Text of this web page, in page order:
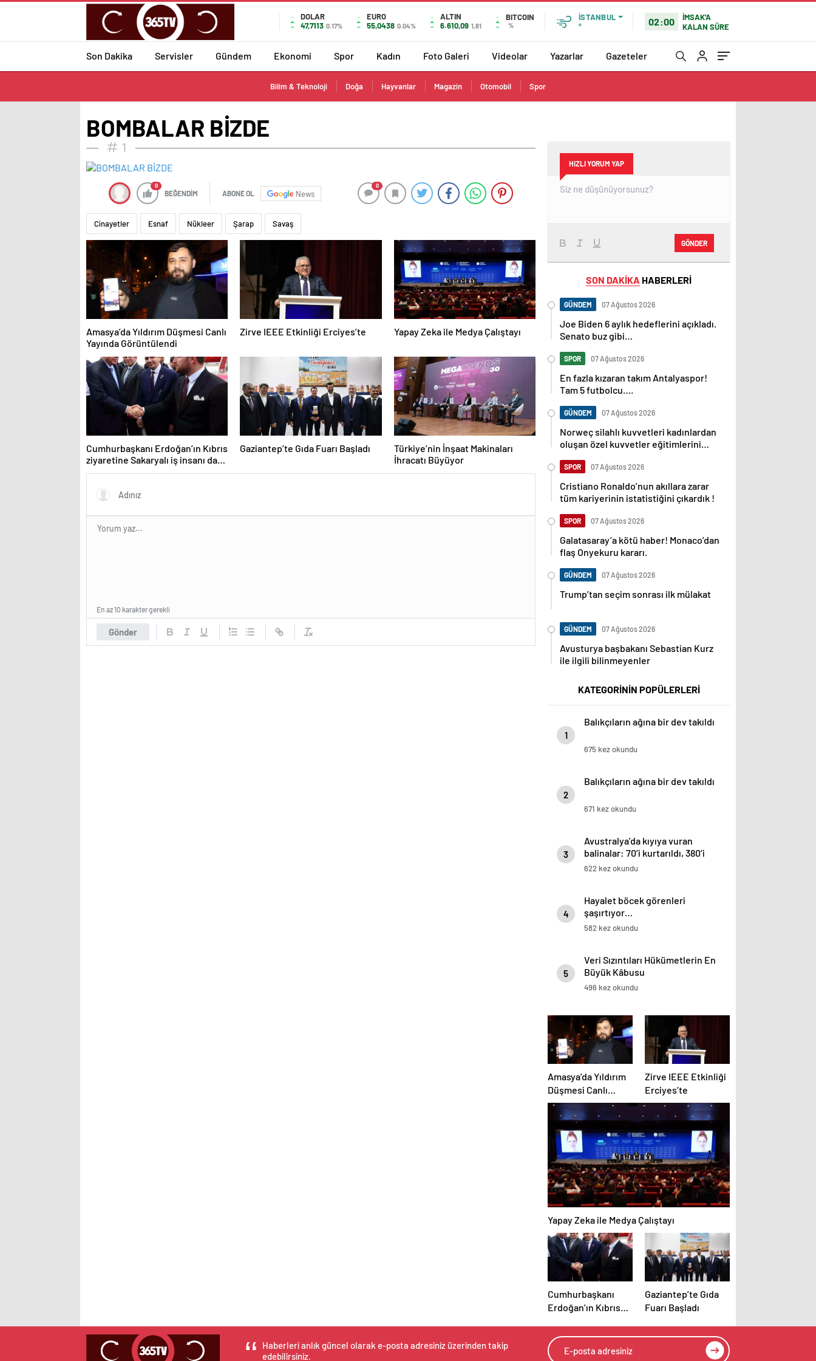
DOLAR
47,7113 0.17%
EURO
55,0438 0.04%
ALTIN
6.610,09 1,81
BITCOIN
%
İSTANBUL
°
02:00
İMSAK'A
KALAN SÜRE
Son Dakika Servisler Gündem Ekonomi Spor Kadın Foto Galeri Videolar Yazarlar Gazeteler
Bilim & Teknoloji Doğa Hayvanlar Magazin Otomobil Spor
BOMBALAR BİZDE
1
0
BEĞENDİM ABONE OL News
0
Cinayetler Esnaf Nükleer Şarap Savaş
Amasya’da Yıldırım Düşmesi Canlı
Yayında Görüntülendi
Zirve IEEE Etkinliği Erciyes’te Yapay Zeka ile Medya Çalıştayı
Cumhurbaşkanı Erdoğan’ın Kıbrıs
ziyaretine Sakaryalı iş insanı da
eşlik etti
Gaziantep’te Gıda Fuarı Başladı
Türkiye’nin İnşaat Makinaları
İhracatı Büyüyor
Gönder
En az 10 karakter gerekli
HIZLI YORUM YAP
GÖNDER
SON DAKİKA HABERLERİ
GÜNDEM 07 Ağustos 2026
Joe Biden 6 aylık hedeflerini açıkladı.
Senato buz gibi…
SPOR 07 Ağustos 2026
En fazla kızaran takım Antalyaspor!
Tam 5 futbolcu….
GÜNDEM 07 Ağustos 2026
Norweç silahlı kuvvetleri kadınlardan
oluşan özel kuvvetler eğitimlerini
SPOR 07 Ağustos 2026
Cristiano Ronaldo’nun akıllara zarar
tüm kariyerinin istatistiğini çıkardık !
SPOR 07 Ağustos 2026
Galatasaray’a kötü haber! Monaco’dan
flaş Onyekuru kararı.
GÜNDEM 07 Ağustos 2026
Trump’tan seçim sonrası ilk mülakat
GÜNDEM 07 Ağustos 2026
Avusturya başbakanı Sebastian Kurz
ile ilgili bilinmeyenler
KATEGORİNİN POPÜLERLERİ
1
Balıkçıların ağına bir dev takıldı
675 kez okundu
2
Balıkçıların ağına bir dev takıldı
671 kez okundu
3
Avustralya’da kıyıya vuran
balinalar: 70’i kurtarıldı, 380’i
öldü
622 kez okundu
4
Hayalet böcek görenleri
şaşırtıyor…
582 kez okundu
5
Veri Sızıntıları Hükümetlerin En
Büyük Kâbusu
496 kez okundu
Amasya’da Yıldırım
Düşmesi Canlı
Yayında
Görüntülendi
Zirve IEEE Etkinliği
Erciyes’te
Yapay Zeka ile Medya Çalıştayı
Cumhurbaşkanı
Erdoğan’ın Kıbrıs
iş insanı da eşlik
etti
Gaziantep’te Gıda
Fuarı Başladı
Haberleri anlık güncel olarak e-posta adresiniz üzerinden takip
edebilirsiniz.